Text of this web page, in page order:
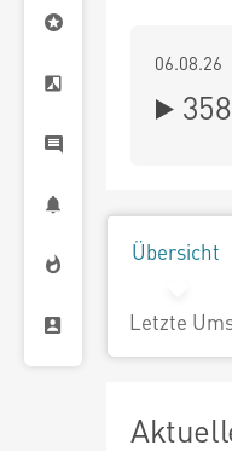
06.08.26
Übersicht
Letzte